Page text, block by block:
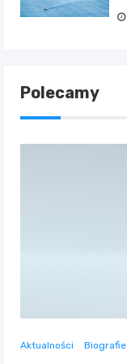
Polecamy
Aktualności Biografie